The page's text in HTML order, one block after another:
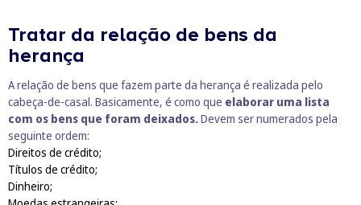
Tratar da relação de bens da
herança
A relação de bens que fazem parte da herança é realizada pelo
cabeça-de-casal. Basicamente, é como que elaborar uma lista
com os bens que foram deixados.Devem ser numerados pela
seguinte ordem:
Direitos de crédito;
Títulos de crédito;
Dinheiro;